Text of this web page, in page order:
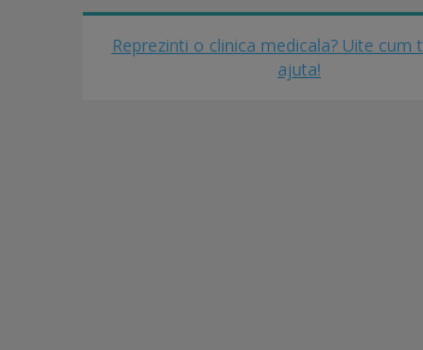
Reprezinti o clinica medicala? Uite cum
ajuta!